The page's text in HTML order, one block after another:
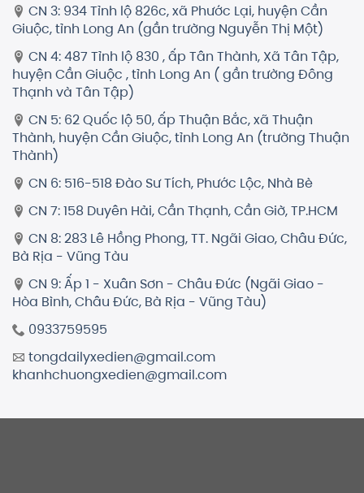
CN 3: 934 Tỉnh lộ 826c, xã Phước Lại, huyện Cần
Giuộc, tỉnh Long An (gần trường Nguyễn Thị Một)
CN 4: 487 Tỉnh lộ 830 , ấp Tân Thành, Xã Tân Tập,
huyện Cần Giuộc , tỉnh Long An ( gần trường Đông
Thạnh và Tân Tập)
CN 5: 62 Quốc lộ 50, ấp Thuận Bắc, xã Thuận
Thành, huyện Cần Giuộc, tỉnh Long An (trường Thuận
Thành)
CN 6: 516-518 Đào Sư Tích, Phước Lộc, Nhà Bè
CN 7: 158 Duyên Hải, Cần Thạnh, Cần Giờ, TP.HCM
CN 8: 283 Lê Hồng Phong, TT. Ngãi Giao, Châu Đức,
Bà Rịa - Vũng Tàu
CN 9: Ấp 1 - Xuân Sơn - Châu Đức (Ngãi Giao -
Hòa Bình, Châu Đức, Bà Rịa - Vũng Tàu)
0933759595
tongdailyxedien@gmail.com
khanhchuongxedien@gmail.com